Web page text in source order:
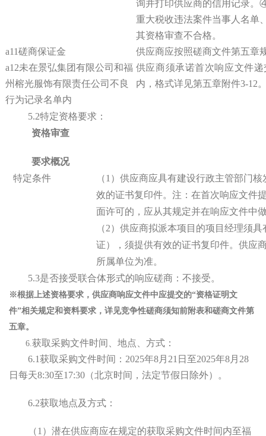
询并打印供应商的信用记录。
重大税收违法案件当事人名单
其资格审查不合格。
a11磋商保证金
供应商应按照磋商文件第五章
a12未在景弘集团有限公司和福
州榕光服饰有限责任公司不良
行为记录名单内
供应商须承诺首次响应文件
内，格式详见第五章附件3-12
5.2特定资格要求：
资格审查
要求概况
特定条件
（1）供应商应具有建设行政主管部门
效的证书复印件。注：在首次响应文件
面许可的，应从其规定并在响应文件中
（2）供应商拟派本项目的项目经理须具
证），须提供有效的证书复印件。供应
所属单位为准。
5.3是否接受联合体形式的响应磋商：不接受。
※根据上述资格要求，供应商响应文件中应提交的“资格证明文
件”相关规定和资料要求，详见竞争性磋商须知前附表和磋商文件第
五章。
6.获取采购文件时间、地点、方式：
6.1获取采购文件时间 ： 2025年8月 21 日至2025年8月 28
日每天8:30至17:30（北京时间，法定节假日除外） 。
6.2获取地点及方式：
（1）潜在供应商应在规定的获取采购文件时间内至福